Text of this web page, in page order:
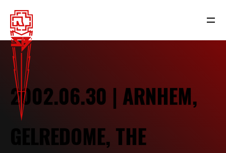
2002.06.30 | ARNHEM,
GELREDOME, THE